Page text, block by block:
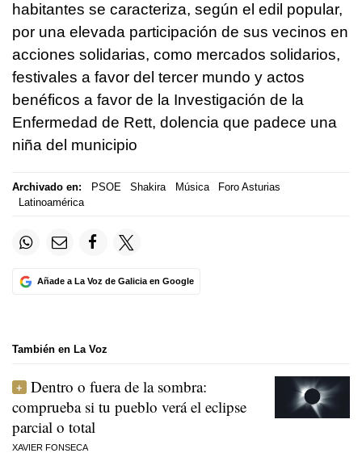
habitantes se caracteriza, según el edil popular,
por una elevada participación de sus vecinos en
acciones solidarias, como mercados solidarios,
festivales a favor del tercer mundo y actos
benéficos a favor de la Investigación de la
Enfermedad de Rett, dolencia que padece una
niña del municipio
Archivado en: PSOE Shakira Música
Foro Asturias
Latinoamérica
Añade a La Voz de Galicia en Google
También en La Voz
Dentro o fuera de la sombra:
comprueba si tu pueblo verá el eclipse
parcial o total
XAVIER FONSECA